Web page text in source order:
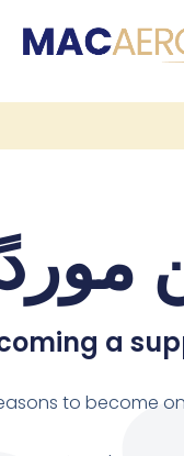
a
to become